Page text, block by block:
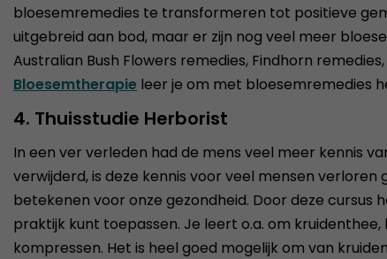
bloesemremedies te transformeren tot positieve
uitgebreid aan bod, maar er zijn nog veel meer
Australian Bush Flowers remedies, Findhorn
Bloesemtherapie leer je om met bloesemremedies
4. Thuisstudie Herborist
In een ver verleden had de mens veel meer kennis
verwijderd, is deze kennis voor veel mensen
betekenen voor onze gezondheid. Door deze
praktijk kunt toepassen. Je leert o.a. om
kompressen. Het is heel goed mogelijk om van